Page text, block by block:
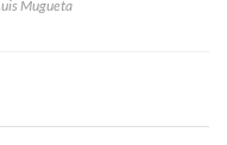
Mugueta